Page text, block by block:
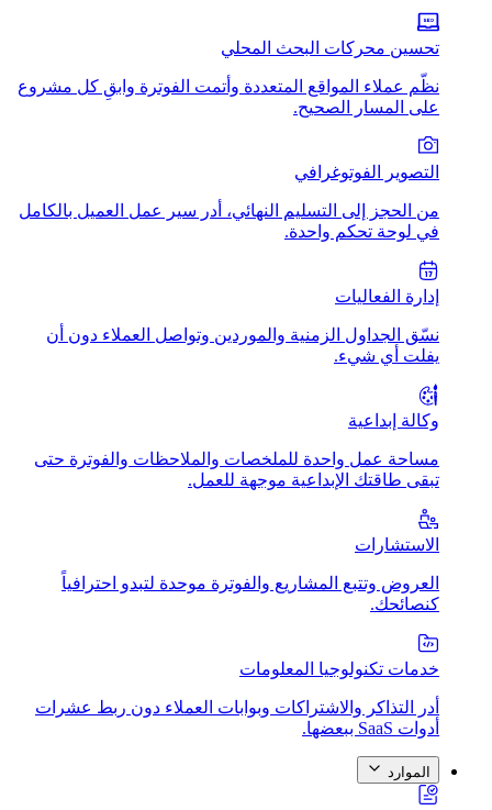
تحسين محركات البحث المحلي
نظّم عملاء المواقع المتعددة وأتمت الفوترة وابقِ كل مشروع
على المسار الصحيح.
التصوير الفوتوغرافي
من الحجز إلى التسليم النهائي، أدر سير عمل العميل بالكامل
في لوحة تحكم واحدة.
إدارة الفعاليات
نسّق الجداول الزمنية والموردين وتواصل العملاء دون أن
يفلت أي شيء.
وكالة إبداعية
مساحة عمل واحدة للملخصات والملاحظات والفوترة حتى
تبقى طاقتك الإبداعية موجهة للعمل.
الاستشارات
العروض وتتبع المشاريع والفوترة موحدة لتبدو احترافياً
كنصائحك.
خدمات تكنولوجيا المعلومات
أدر التذاكر والاشتراكات وبوابات العملاء دون ربط عشرات
أدوات SaaS ببعضها.
الموارد